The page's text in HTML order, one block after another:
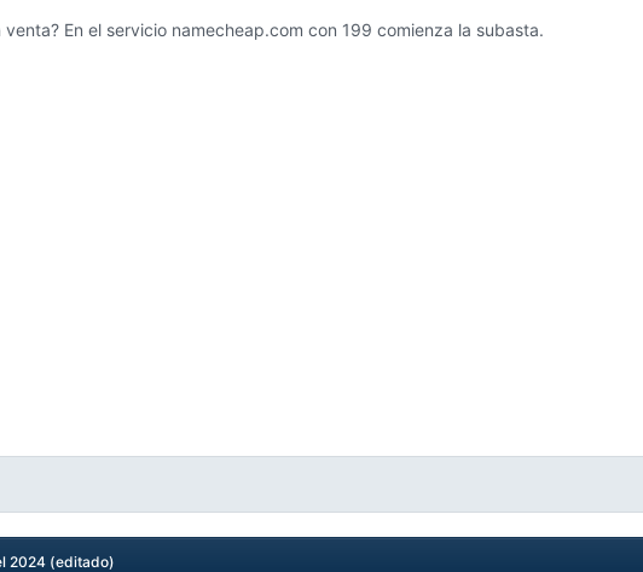
En el servicio namecheap.com con 199 comienza la subasta.
2024 (editado)